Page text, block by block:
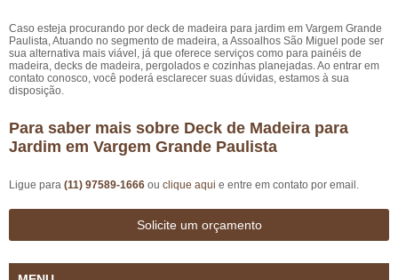
Caso esteja procurando por deck de madeira para jardim em Vargem Grande
Paulista, Atuando no segmento de madeira, a Assoalhos São Miguel pode ser
sua alternativa mais viável, já que oferece serviços como para painéis de
madeira, decks de madeira, pergolados e cozinhas planejadas. Ao entrar em
contato conosco, você poderá esclarecer suas dúvidas, estamos à sua
disposição.
Para saber mais sobre Deck de Madeira para
Jardim em Vargem Grande Paulista
Ligue para (11) 97589-1666 ou clique aqui e entre em contato por email.
Solicite um orçamento